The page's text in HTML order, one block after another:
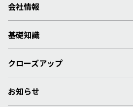
会社情報
基礎知識
クローズアップ
お知らせ